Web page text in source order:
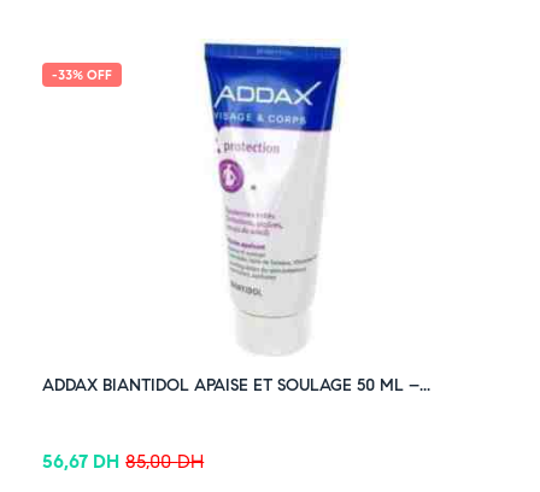
-33% OFF
ADDAX BIANTIDOL APAISE ET SOULAGE 50 ML –...
85,00DH
56,67 DH